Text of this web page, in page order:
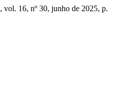
, vol. 16, nº 30, junho de 2025, p.